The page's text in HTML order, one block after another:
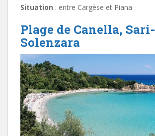
Situation : entre Cargèse et Piana
Plage de Canella, Sari-
Solenzara